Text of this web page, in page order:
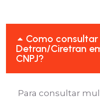
Como
Detran/Ciretran
CNPJ?
Para consultar